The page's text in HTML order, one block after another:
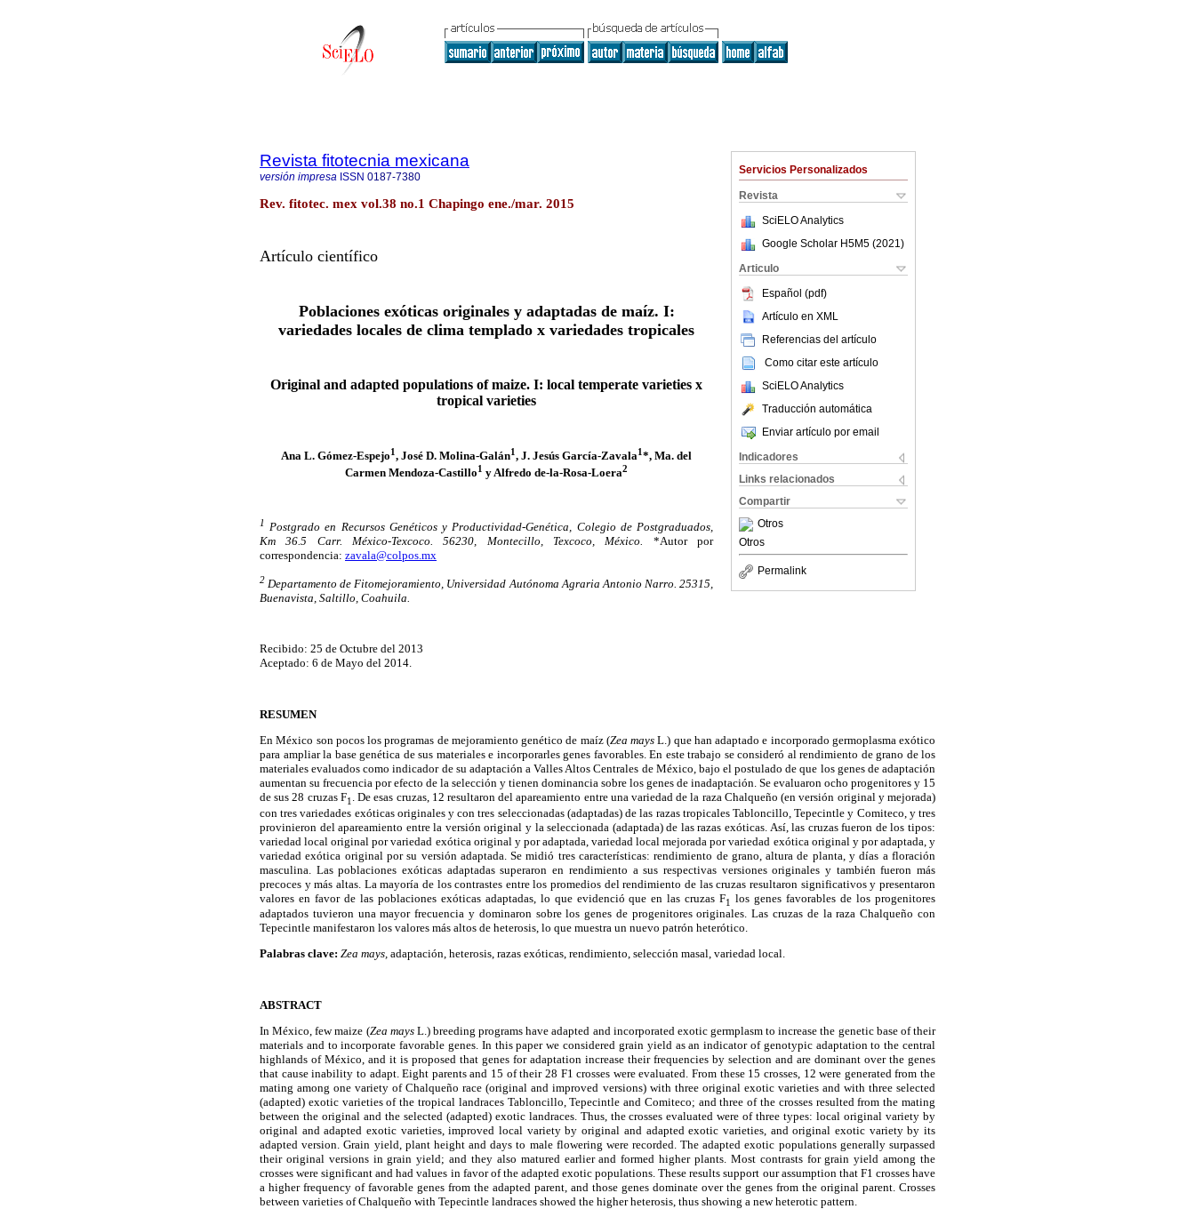
Servicios Personalizados
Revista
SciELO Analytics
Google Scholar H5M5 (2021 )
Articulo
Español (pdf)
Artículo en XML
Referencias del artículo
Como citar este artículo
SciELO Analytics
Traducción automática
Enviar artículo por email
Indicadores
Links relacionados
Compartir
Otros
Otros
Permalink
Revista fitotecnia mexicana
versión impresa ISSN 0187-7380
Rev. fitotec. mex vol.38 no.1 Chapingo ene./mar. 2015
Artículo científico
Poblaciones exóticas originales y adaptadas de maíz. I:
variedades locales de clima templado x variedades tropicales
Original and adapted populations of maize. I: local temperate varieties x
tropical varieties
Ana L. Gómez-Espejo1, José D. Molina-Galán1, J. Jesús García-Zavala1*, Ma. del
Carmen Mendoza-Castillo1 y Alfredo de-la-Rosa-Loera2
1 Postgrado en Recursos Genéticos y Productividad-Genética, Colegio de Postgraduados,
Km 36.5 Carr. México-Texcoco. 56230, Montecillo, Texcoco, México.
*Autor por
correspondencia: zavala@colpos.mx
2 Departamento de Fitomejoramiento, Universidad Autónoma Agraria Antonio Narro. 25315,
Buenavista, Saltillo, Coahuila.
Recibido: 25 de Octubre del 2013
Aceptado: 6 de Mayo del 2014.
RESUMEN
En México son pocos los programas de mejoramiento genético de maíz (Zea mays L.) que han adaptado e incorporado germoplasma exótico
para ampliar la base genética de sus materiales e incorporarles genes favorables. En este trabajo se consideró al rendimiento de grano de los
materiales evaluados como indicador de su adaptación a Valles Altos Centrales de México, bajo el postulado de que los genes de adaptación
aumentan su frecuencia por efecto de la selección y tienen dominancia sobre los genes de inadaptación. Se evaluaron ocho progenitores y 15
de sus 28 cruzas F1 . De esas cruzas, 12 resultaron del apareamiento entre una variedad de la raza Chalqueño (en versión original y mejorada)
con tres variedades exóticas originales y con tres seleccionadas (adaptadas) de las razas tropicales Tabloncillo, Tepecintle y Comiteco, y tres
provinieron del apareamiento entre la versión original y la seleccionada (adaptada) de las razas exóticas. Así, las cruzas fueron de los tipos:
variedad local original por variedad exótica original y por adaptada, variedad local mejorada por variedad exótica original y por adaptada, y
variedad exótica original por su versión adaptada. Se midió tres características: rendimiento de grano, altura de planta, y días a floración
masculina. Las poblaciones exóticas adaptadas superaron en rendimiento a sus respectivas versiones originales y también fueron más
precoces y más altas. La mayoría de los contrastes entre los promedios del rendimiento de las cruzas resultaron significativos y presentaron
valores en favor de las poblaciones exóticas adaptadas, lo que evidenció que en las cruzas F1 los genes favorables de los progenitores
adaptados tuvieron una mayor frecuencia y dominaron sobre los genes de progenitores originales. Las cruzas de la raza Chalqueño con
Tepecintle manifestaron los valores más altos de heterosis, lo que muestra un nuevo patrón heterótico.
Palabras clave: Zea mays, adaptación, heterosis, razas exóticas, rendimiento, selección masal, variedad local.
ABSTRACT
In México, few maize (Zea maysL.) breeding programs have adapted and incorporated exotic germplasm to increase the genetic base of their
materials and to incorporate favorable genes. In this paper we considered grain yield as an indicator of genotypic adaptation to the central
highlands of México, and it is proposed that genes for adaptation increase their frequencies by selection and are dominant over the genes
that cause inability to adapt. Eight parents and 15 of their 28 F1 crosses were evaluated. From these 15 crosses, 12 were generated from the
mating among one variety of Chalqueño race (original and improved versions) with three original exotic varieties and with three selected
(adapted) exotic varieties of the tropical landraces Tabloncillo, Tepecintle and Comiteco; and three of the crosses resulted from the mating
between the original and the selected (adapted) exotic landraces. Thus, the crosses evaluated were of three types: local original variety by
original and adapted exotic varieties, improved local variety by original and adapted exotic varieties, and original exotic variety by its
adapted version. Grain yield, plant height and days to male flowering were recorded. The adapted exotic populations generally surpassed
their original versions in grain yield; and they also matured earlier and formed higher plants. Most contrasts for grain yield among the
crosses were significant and had values in favor of the adapted exotic populations. These results support our assumption that F1 crosses have
a higher frequency of favorable genes from the adapted parent, and those genes dominate over the genes from the original parent. Crosses
between varieties of Chalqueño with Tepecintle landraces showed the higher heterosis, thus showing a new heterotic pattern.